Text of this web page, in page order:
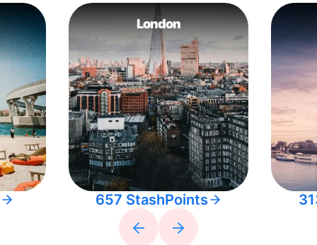
London
657 StashPoints